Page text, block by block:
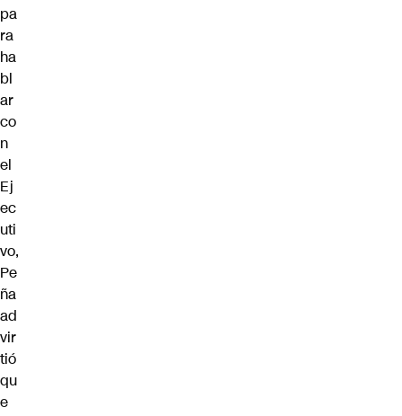
pa
ra
ha
bl
ar
co
n
el
Ej
ec
uti
vo,
Pe
ña
ad
vir
tió
qu
e